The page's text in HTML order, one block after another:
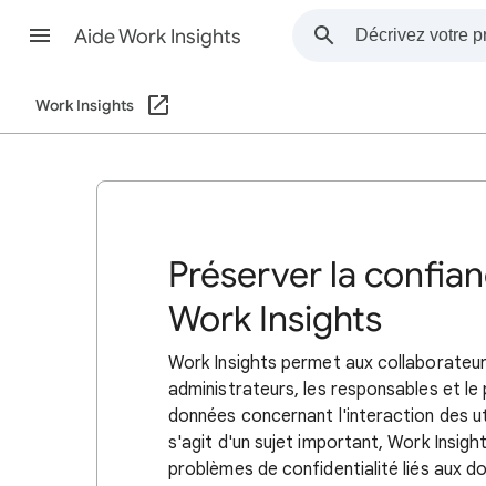
Aide Work Insights
Work Insights
Préserver la
Work Insights
Work Insights permet aux
administrateurs, les responsables et
données concernant l'interaction des
s'agit d'un sujet important, Work
problèmes de confidentialité liés aux